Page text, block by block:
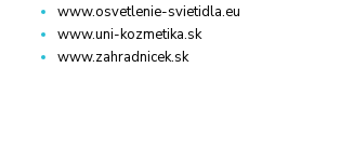
www.osvetlenie-svietidla.eu
www.uni-kozmetika.sk
www.zahradnicek.sk